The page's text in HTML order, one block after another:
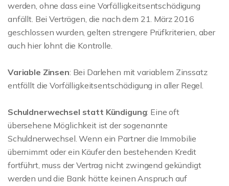
werden, ohne dass eine Vorfälligkeitsentschädigung
anfällt. Bei Verträgen, die nach dem 21. März 2016
geschlossen wurden, gelten strengere Prüfkriterien, aber
auch hier lohnt die Kontrolle.
Variable Zinsen: Bei Darlehen mit variablem Zinssatz
entfällt die Vorfälligkeitsentschädigung in aller Regel.
Schuldnerwechsel statt Kündigung: Eine oft
übersehene Möglichkeit ist der sogenannte
Schuldnerwechsel. Wenn ein Partner die Immobilie
übernimmt oder ein Käufer den bestehenden Kredit
fortführt, muss der Vertrag nicht zwingend gekündigt
werden und die Bank hätte keinen Anspruch auf